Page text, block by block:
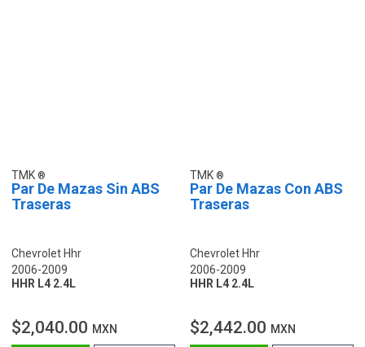
TMK
Par De Mazas Sin ABS
Traseras
Chevrolet Hhr
2006-2009
HHR L4 2.4L
$2,040.00 MXN
TMK
Par De Mazas Con ABS
Traseras
Chevrolet Hhr
2006-2009
HHR L4 2.4L
$2,442.00 MXN